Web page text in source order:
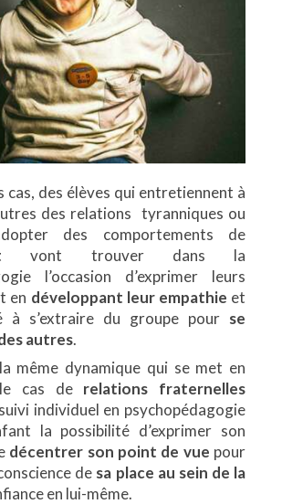
cas, des élèves qui entretiennent à
des relations tyranniques ou
des comportements de
vont trouver dans la
l’occasion d’exprimer leurs
en développant leur empathie et
à s’extraire du groupe pour se
autres.
même dynamique qui se met en
cas de relations fraternelles
individuel en psychopédagogie
la possibilité d’exprimer son
décentrer son point de vue pour
de sa place au sein de la
en lui-même.